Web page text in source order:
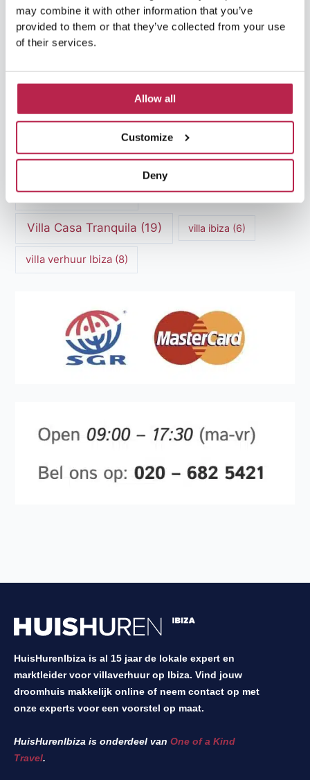
may combine it with other information that you’ve
provided to them or that they’ve collected from your use
of their services.
Allow all
Customize
Deny
Luxe villa's Ibiza(43) luxe villas (13)
Luxe Villa Verhuur Ibiza(8) Middellandse Zee(5)
Natuurlijke schoonheid Ibiza(6)
Sa Pedrera(5)
Torre des Savinar(8)
Villa Casa Tranquila (19) villa ibiza (6)
villa verhuur Ibiza(8)
HuisHurenIbiza is al 15 jaar de lokale expert en
marktleider voor villaverhuur op Ibiza. Vind jouw
droomhuis makkelijk online of neem contact op met
onze experts voor een voorstel op maat.
HuisHurenIbiza is onderdeel van One of a Kind
Travel.